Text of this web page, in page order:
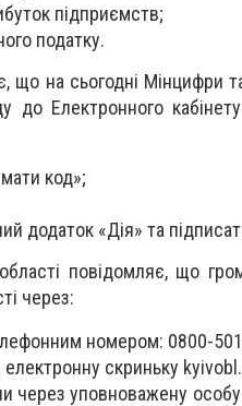
підприємств;
податку.
що на сьогодні Мінцифри
до Електронного
код»;
додаток «Дія» та
повідомляє, що
через:
номером: 0800-
скриньку
уповноважену особу